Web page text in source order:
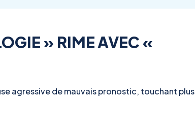
» RIME AVEC «
agressive de mauvais pronostic, touchant plus